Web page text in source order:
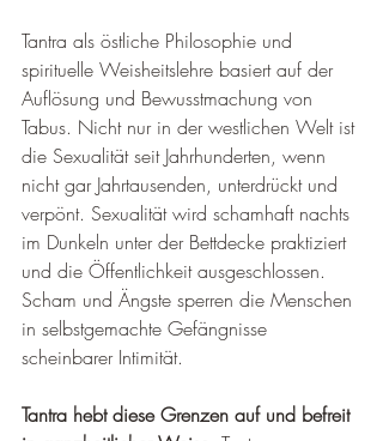
Tantra als östliche Philosophie und
spirituelle Weisheitslehre basiert auf der
Auflösung und Bewusstmachung von
Tabus. Nicht nur in der westlichen Welt ist
die Sexualität seit Jahrhunderten, wenn
nicht gar Jahrtausenden, unterdrückt und
verpönt. Sexualität wird schamhaft nachts
im Dunkeln unter der Bettdecke praktiziert
und die Öffentlichkeit ausgeschlossen.
Scham und Ängste sperren die Menschen
in selbstgemachte Gefängnisse
scheinbarer Intimität.
Tantra hebt diese Grenzen auf und befreit